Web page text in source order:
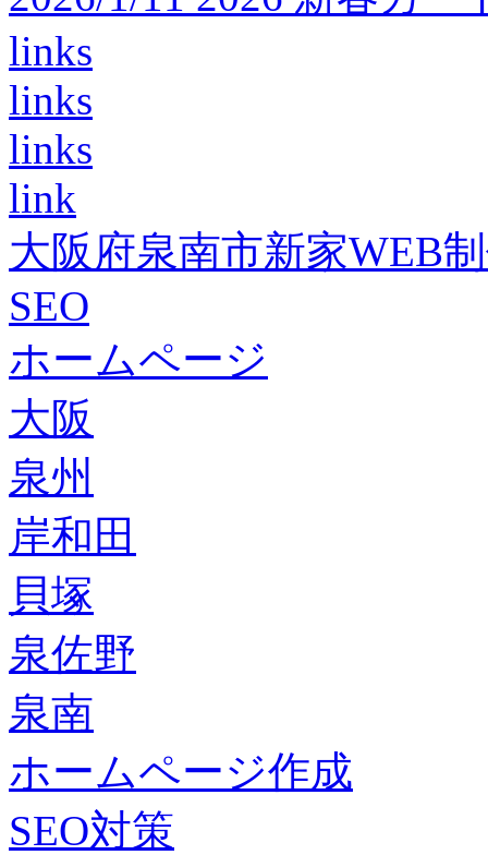
links
links
links
link
大阪府泉南市新家WEB
SEO
ホームページ
大阪
泉州
岸和田
貝塚
泉佐野
泉南
ホームページ作成
SEO対策